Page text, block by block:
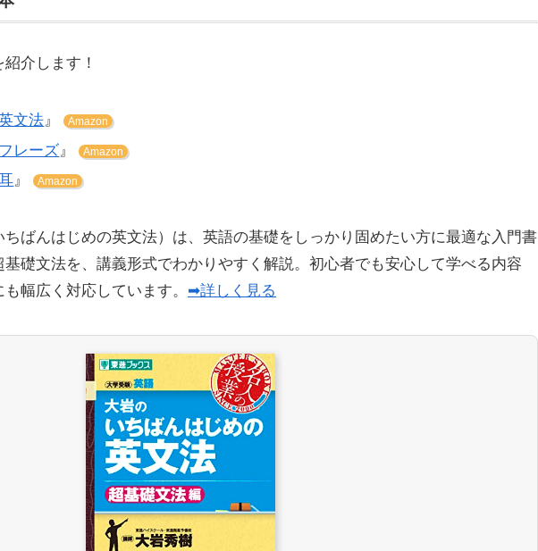
介します！
文法』 Amazon
レーズ 』 Amazon
』 Amazon
ちばんはじめの英文法）は、英語の基礎をしっかり固めたい方に最適な入門書
礎文法を、講義形式でわかりやすく解説。初心者でも安心して学べる内容
幅広く対応しています。 ➡詳しく見る